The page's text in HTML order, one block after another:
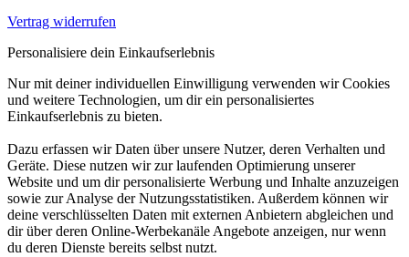
Vertrag widerrufen
Personalisiere dein Einkaufserlebnis
Nur mit deiner individuellen Einwilligung verwenden wir Cookies
und weitere Technologien, um dir ein personalisiertes
Einkaufserlebnis zu bieten.
Dazu erfassen wir Daten über unsere Nutzer, deren Verhalten und
Geräte. Diese nutzen wir zur laufenden Optimierung unserer
Website und um dir personalisierte Werbung und Inhalte anzuzeigen
sowie zur Analyse der Nutzungsstatistiken. Außerdem können wir
deine verschlüsselten Daten mit externen Anbietern abgleichen und
dir über deren Online-Werbekanäle Angebote anzeigen, nur wenn
du deren Dienste bereits selbst nutzt.